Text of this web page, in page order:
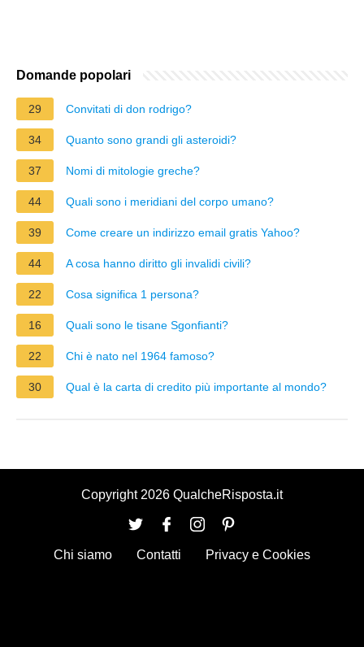
Domande popolari
29 Convitati di don rodrigo?
34 Quanto sono grandi gli asteroidi?
37 Nomi di mitologie greche?
44 Quali sono i meridiani del corpo umano?
39 Come creare un indirizzo email gratis Yahoo?
44 A cosa hanno diritto gli invalidi civili?
22 Cosa significa 1 persona?
16 Quali sono le tisane Sgonfianti?
22 Chi è nato nel 1964 famoso?
30 Qual è la carta di credito più importante al mondo?
Copyright 2026 QualcheRisposta.it
Chi siamo Contatti Privacy e Cookies